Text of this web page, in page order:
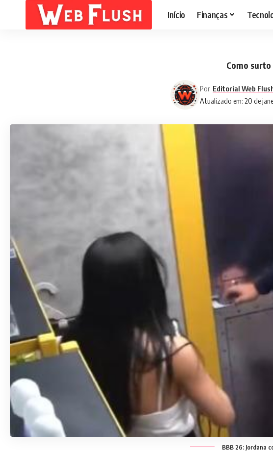
Início Finanças
Como
Atualizado em: 20 de
Por Editorial Web
BBB 26: Jordana